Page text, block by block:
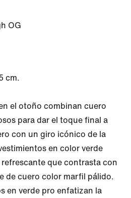
OG
cm.
el otoño combinan cuero
para dar el toque final a
con un giro icónico de la
en color verde
que contrasta con
de cuero color marfil pálido.
en verde pro enfatizan la